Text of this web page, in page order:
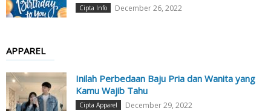
Cipta Info December 26, 2022
APPAREL
Inilah Perbedaan Baju Pria dan Wanita yang
Kamu Wajib Tahu
Cipta Apparel December 29, 2022